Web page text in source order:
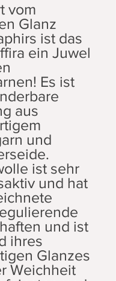
vom
Glanz
ist das
ein Juwel
Es ist
aus
und
ist sehr
und hat
und ist
ihres
Glanzes
Weichheit